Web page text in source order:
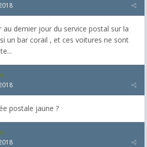
au dernier jour du service postal sur la
un bar corail , et ces voitures ne sont
postale jaune ?